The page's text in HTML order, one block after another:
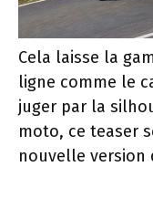
Cela laisse la
ligne comme le
juger par la
moto, ce teaser
nouvelle version